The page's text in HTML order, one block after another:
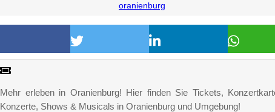
oranienburg
Mehr erleben in Oranienburg! Hier finden Sie Tickets,
Konzerte, Shows & Musicals in Oranienburg und Umgebung!